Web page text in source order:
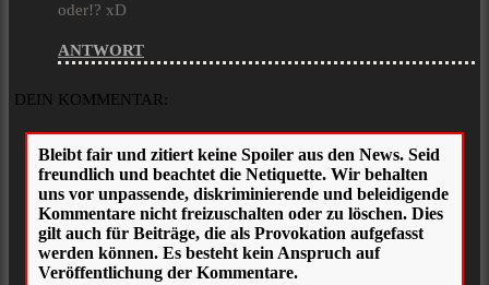
oder!? xD
ANTWORT
DEIN KOMMENTAR: